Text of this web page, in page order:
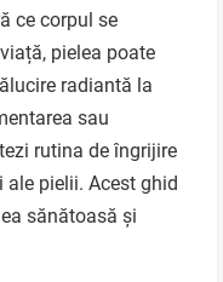
ce corpul se
pielea poate
radiantă la
sau
rutina de îngrijire
ale pielii. Acest ghid
sănătoasă și